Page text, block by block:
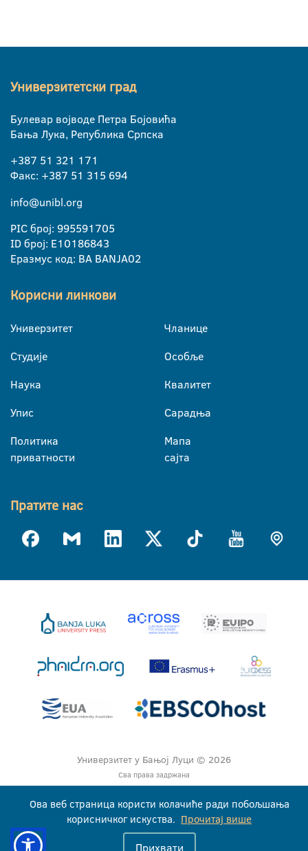
Универзитетски град
Булевар војводе Петра Бојовића
Бања Лука, Република Српска
+387 51 321 171
Факс: +387 51 315 694
info@unibl.org
PIC број: 995591705
ID број: E10186843
Еразмус код: BA BANJA02
Корисни линкови
Универзитет
Студије
Наука
Упис
Политика
приватности
Чланице
Особље
Квалитет
Сарадња
Мапа
сајта
Пратите нас
Универзитет у Бањој Луци © 2026
Сва права задржана
Ова веб страница користи колачиће ради побољшања
корисничког искуства. Прочитај више
Прихвати